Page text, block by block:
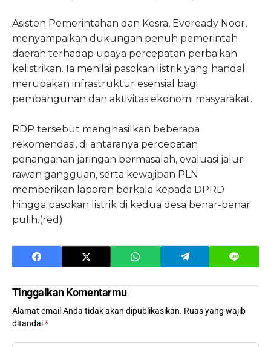
Asisten Pemerintahan dan Kesra, Eveready Noor,
menyampaikan dukungan penuh pemerintah
daerah terhadap upaya percepatan perbaikan
kelistrikan. Ia menilai pasokan listrik yang handal
merupakan infrastruktur esensial bagi
pembangunan dan aktivitas ekonomi masyarakat.
RDP tersebut menghasilkan beberapa
rekomendasi, di antaranya percepatan
penanganan jaringan bermasalah, evaluasi jalur
rawan gangguan, serta kewajiban PLN
memberikan laporan berkala kepada DPRD
hingga pasokan listrik di kedua desa benar-benar
pulih.(red)
Tinggalkan Komentarmu
Alamat email Anda tidak akan dipublikasikan. Ruas yang wajib
ditandai*